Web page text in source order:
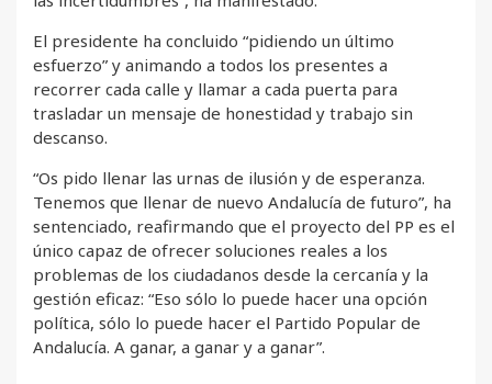
El presidente ha concluido “pidiendo un último
esfuerzo” y animando a todos los presentes a
recorrer cada calle y llamar a cada puerta para
trasladar un mensaje de honestidad y trabajo sin
descanso.
“Os pido llenar las urnas de ilusión y de esperanza.
Tenemos que llenar de nuevo Andalucía de futuro”, ha
sentenciado, reafirmando que el proyecto del PP es el
único capaz de ofrecer soluciones reales a los
problemas de los ciudadanos desde la cercanía y la
gestión eficaz: “Eso sólo lo puede hacer una opción
política, sólo lo puede hacer el Partido Popular de
Andalucía. A ganar, a ganar y a ganar”.